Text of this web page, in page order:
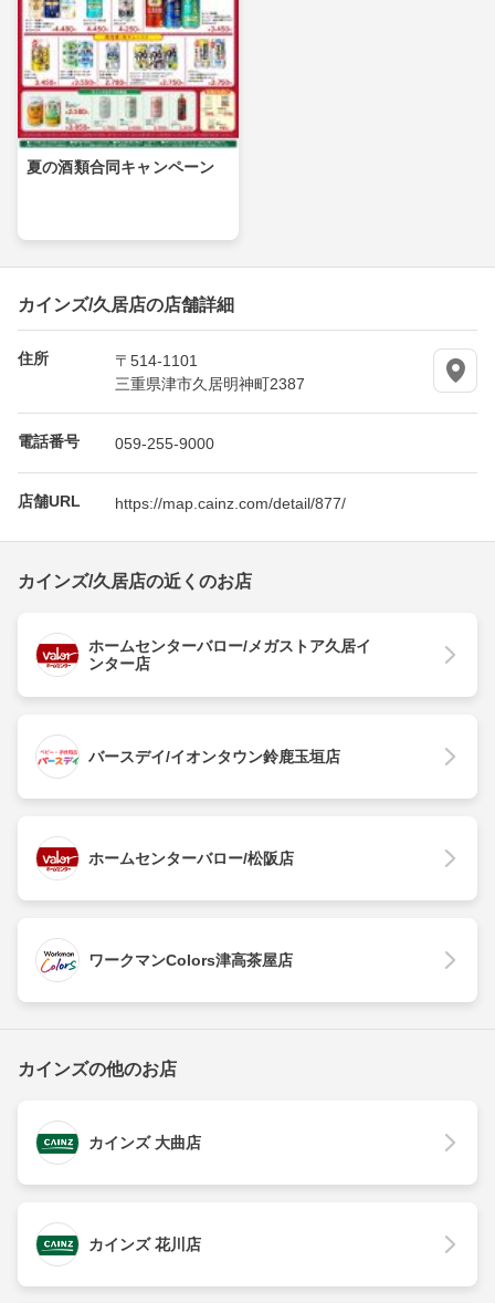
夏の酒類合同キャンペーン
カインズ/久居店の店舗詳細
住所
〒514-1101
三重県津市久居明神町2387
電話番号 059-255-9000
店舗URL https://map.cainz.com/detail/877/
カインズ/久居店の近くのお店
ホームセンターバロー/メガストア久居イ
ンター店
バースデイ/イオンタウン鈴鹿玉垣店
ホームセンターバロー/松阪店
ワークマンColors津高茶屋店
カインズの他のお店
カインズ 大曲店
カインズ 花川店